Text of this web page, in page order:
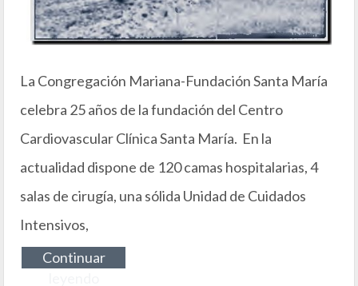
La Congregación Mariana-Fundación Santa María
celebra 25 años de la fundación del Centro
Cardiovascular Clínica Santa María. En la
actualidad dispone de 120 camas hospitalarias, 4
salas de cirugía, una sólida Unidad de Cuidados
Intensivos,
Continuar